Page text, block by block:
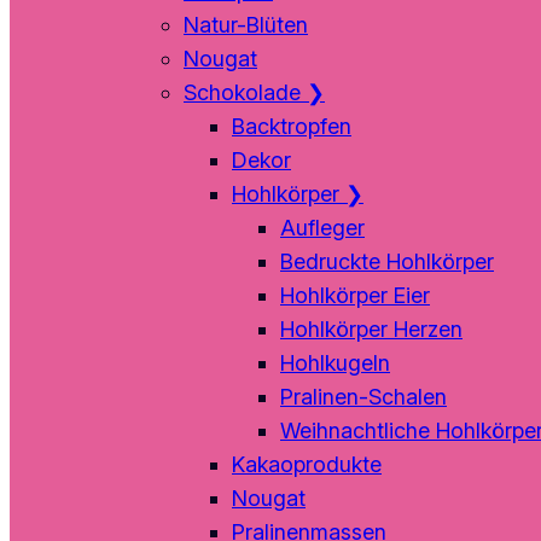
Natur-Blüten
Nougat
Schokolade ❯
Backtropfen
Dekor
Hohlkörper ❯
Aufleger
Bedruckte Hohlkörper
Hohlkörper Eier
Hohlkörper Herzen
Hohlkugeln
Pralinen-Schalen
Weihnachtliche
Kakaoprodukte
Nougat
Pralinenmassen